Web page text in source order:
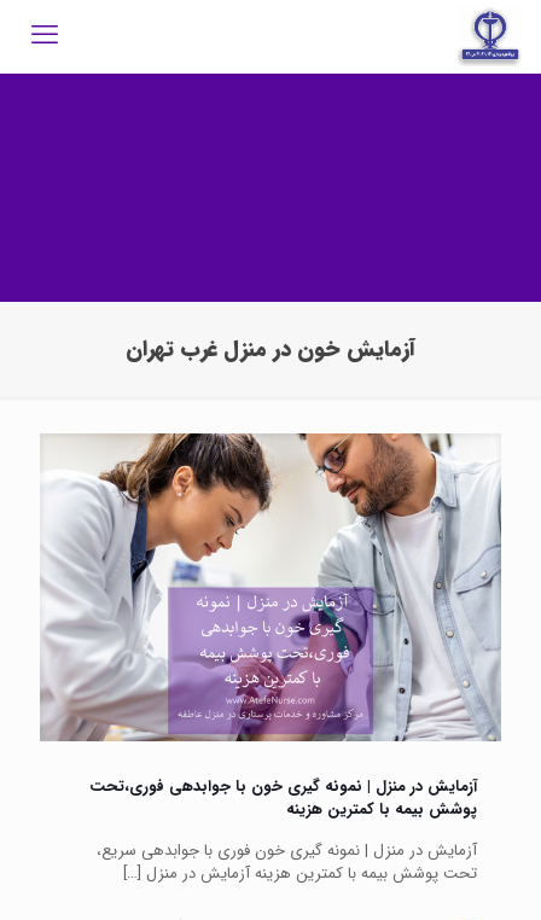
آزمایش خون در منزل غرب تهران
آزمایش در منزل | نمونه گیری خون با جوابدهی فوری،تحت
پوشش بیمه با کمترین هزینه
آزمایش در منزل | نمونه گیری خون فوری با جوابدهی سریع،
تحت پوشش بیمه با کمترین هزینه آزمایش در منزل […]